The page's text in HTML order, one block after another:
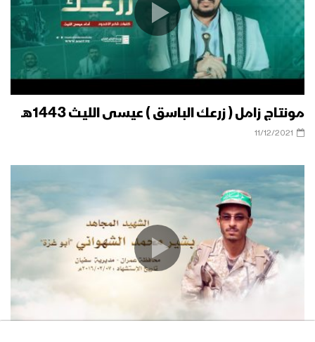
مونتاج زامل ( زرعك الباسق ) عيسى الليث 1443هـ
11/12/2021